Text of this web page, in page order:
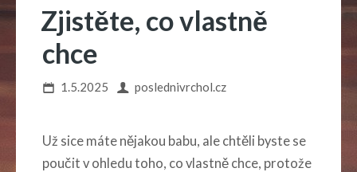
Zjistěte, co vlastně
chce
1.5.2025 poslednivrchol.cz
Už sice máte nějakou babu, ale chtěli byste se
poučit v ohledu toho, co vlastně chce, protože